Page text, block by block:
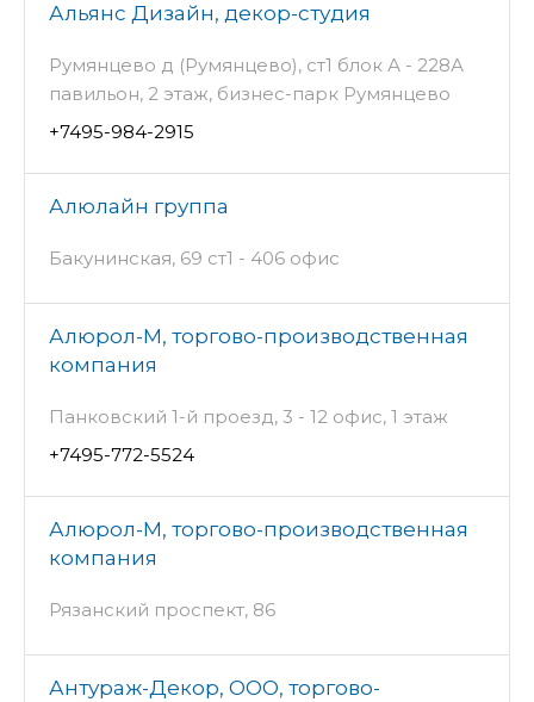
Альянс Дизайн, декор-студия
Румянцево д (Румянцево), ст1 блок А - 228А
павильон, 2 этаж, бизнес-парк Румянцево
+7495-984-2915
Алюлайн группа
Бакунинская, 69 ст1 - 406 офис
Алюрол-М, торгово-производственная
компания
Панковский 1-й проезд, 3 - 12 офис, 1 этаж
+7495-772-5524
Алюрол-М, торгово-производственная
компания
Рязанский проспект, 86
Антураж-Декор, ООО, торгово-